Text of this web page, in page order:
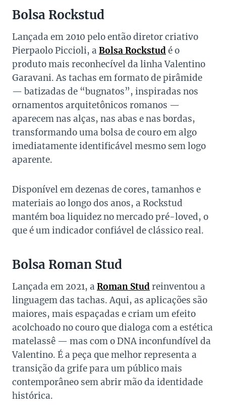
Bolsa Rockstud
Lançada em 2010 pelo então diretor criativo
Pierpaolo Piccioli, a Bolsa Rockstudé o
produto mais reconhecível da linha Valentino
Garavani. As tachas em formato de pirâmide
— batizadas de “bugnatos”, inspiradas nos
ornamentos arquitetônicos romanos —
aparecem nas alças, nas abas e nas bordas,
transformando uma bolsa de couro em algo
imediatamente identificável mesmo sem logo
aparente.
Disponível em dezenas de cores, tamanhos e
materiais ao longo dos anos, a Rockstud
mantém boa liquidez no mercado pré-loved, o
que é um indicador confiável de clássico real.
Bolsa Roman Stud
Lançada em 2021, a Roman Studreinventou a
linguagem das tachas. Aqui, as aplicações são
maiores, mais espaçadas e criam um efeito
acolchoado no couro que dialoga com a estética
matelassê — mas com o DNA inconfundível da
Valentino. É a peça que melhor representa a
transição da grife para um público mais
contemporâneo sem abrir mão da identidade
histórica.